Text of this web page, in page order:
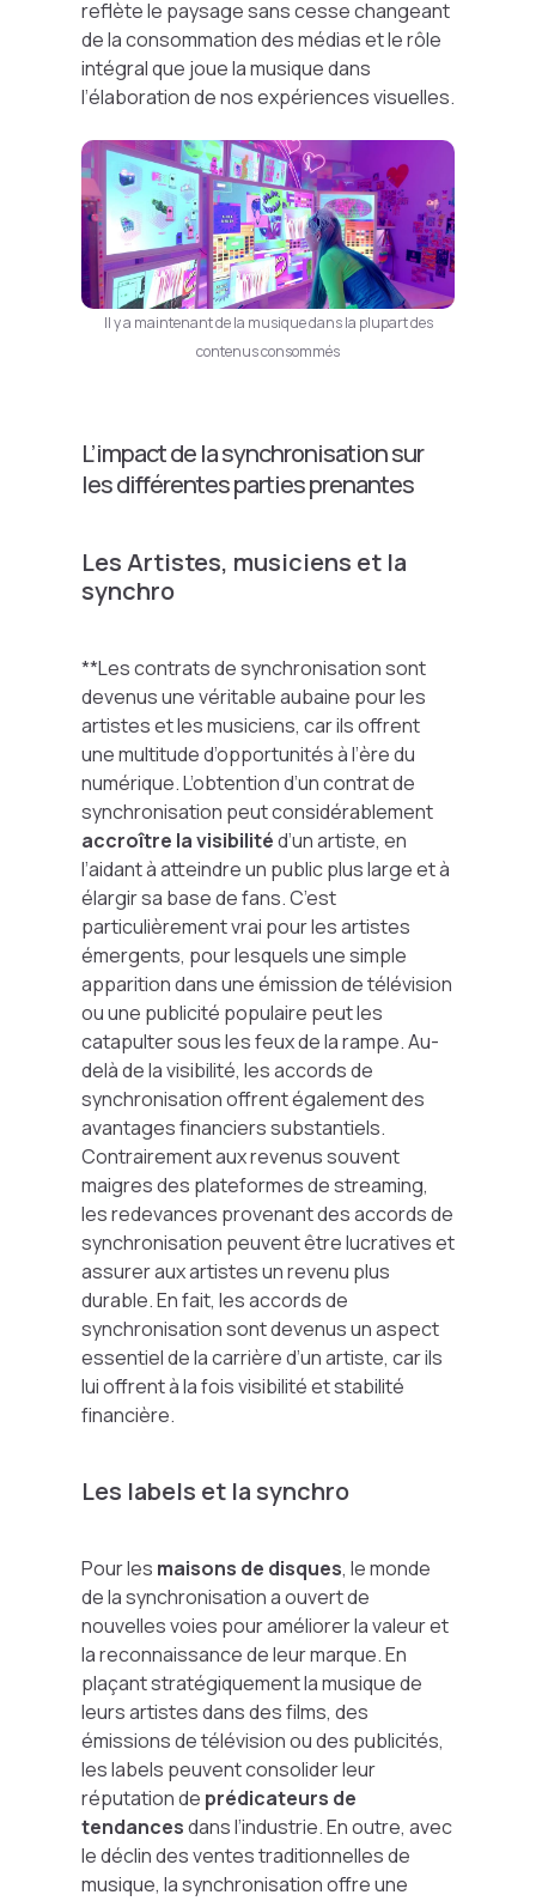
reflète le paysage sans cesse changeant
de la consommation des médias et le rôle
intégral que joue la musique dans
l’élaboration de nos expériences visuelles.
Il y a maintenant de la musique dans la plupart des
contenus consommés
L’impact de la synchronisation sur
les différentes parties prenantes
Les Artistes, musiciens et la
synchro
**Les contrats de synchronisation sont
devenus une véritable aubaine pour les
artistes et les musiciens, car ils offrent
une multitude d’opportunités à l’ère du
numérique. L’obtention d’un contrat de
synchronisation peut considérablement
accroître la visibilitéd’un artiste, en
l’aidant à atteindre un public plus large et à
élargir sa base de fans. C’est
particulièrement vrai pour les artistes
émergents, pour lesquels une simple
apparition dans une émission de télévision
ou une publicité populaire peut les
catapulter sous les feux de la rampe. Au-
delà de la visibilité, les accords de
synchronisation offrent également des
avantages financiers substantiels.
Contrairement aux revenus souvent
maigres des plateformes de streaming,
les redevances provenant des accords de
synchronisation peuvent être lucratives et
assurer aux artistes un revenu plus
durable. En fait, les accords de
synchronisation sont devenus un aspect
essentiel de la carrière d’un artiste, car ils
lui offrent à la fois visibilité et stabilité
financière.
Les labels et la synchro
Pour les maisons de disques, le monde
de la synchronisation a ouvert de
nouvelles voies pour améliorer la valeur et
la reconnaissance de leur marque. En
plaçant stratégiquement la musique de
leurs artistes dans des films, des
émissions de télévision ou des publicités,
les labels peuvent consolider leur
réputation de prédicateurs de
tendancesdans l’industrie. En outre, avec
le déclin des ventes traditionnelles de
musique, la synchronisation offre une